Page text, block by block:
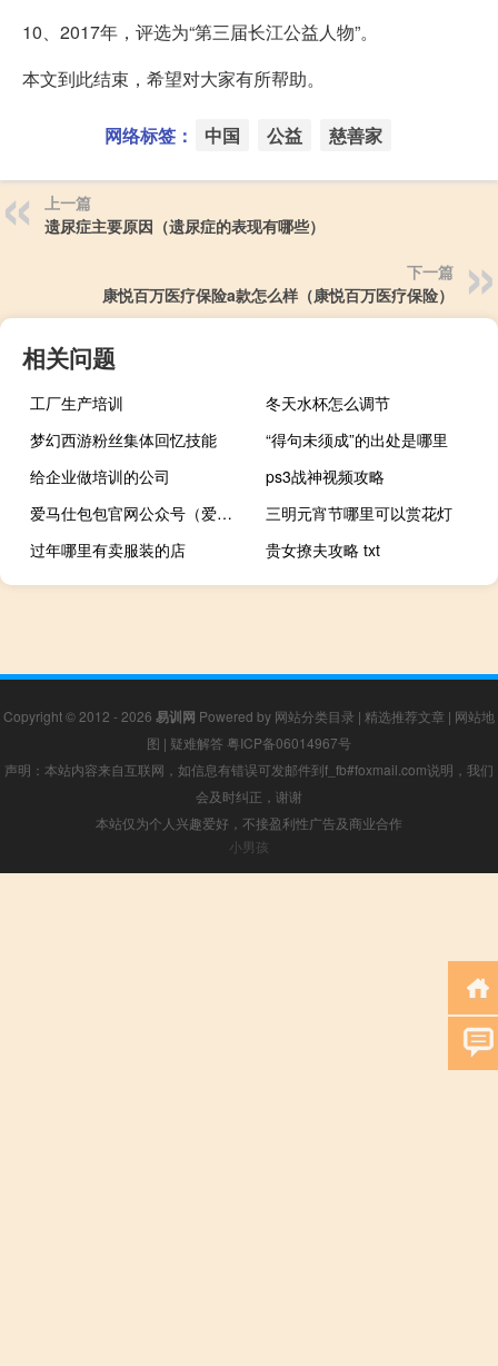
10、2017年，评选为“第三届长江公益人物”。
本文到此结束，希望对大家有所帮助。
网络标签： 中国 公益 慈善家
上一篇
遗尿症主要原因（遗尿症的表现有哪些）
下一篇
康悦百万医疗保险a款怎么样（康悦百万医疗保险）
相关问题
工厂生产培训
冬天水杯怎么调节
梦幻西游粉丝集体回忆技能
“得句未须成”的出处是哪里
给企业做培训的公司
ps3战神视频攻略
爱马仕包包官网公众号（爱马仕包包官网）
三明元宵节哪里可以赏花灯
过年哪里有卖服装的店
贵女撩夫攻略 txt
Copyright © 2012 - 2026 易训网 Powered by 网站分类目录 | 精选推荐文章 | 网站地
图 | 疑难解答 粤ICP备06014967号
声明：本站内容来自互联网，如信息有错误可发邮件到f_fb#foxmail.com说明，我们
会及时纠正，谢谢
本站仅为个人兴趣爱好，不接盈利性广告及商业合作
小男孩